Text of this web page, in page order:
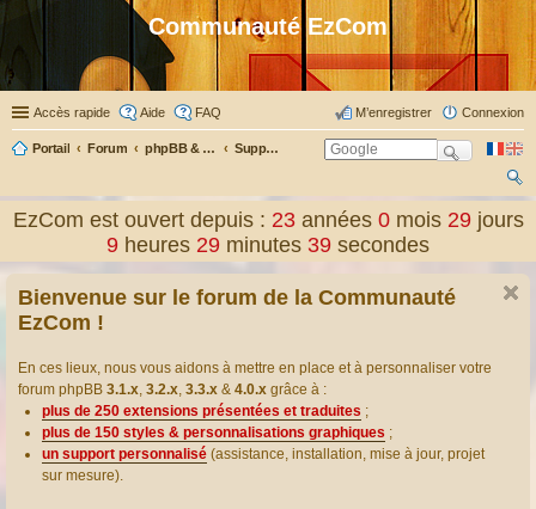
Communauté EzCom
Accès rapide Aide FAQ Connexion
M’enregistrer
Portail Forum phpBB & Co Support pour phpBB
ch
er
EzCom est ouvert depuis : 23 années0 mois29 jours
9 heures 29 minutes 40 secondes
Bienvenue sur le forum de la Communauté
EzCom !
En ces lieux, nous vous aidons à mettre en place et à personnaliser votre
forum phpBB 3.1.x, 3.2.x, 3.3.x & 4.0.x grâce à :
plus de 250 extensions présentées et traduites ;
plus de 150 styles & personnalisations graphiques ;
un support personnalisé (assistance, installation, mise à jour, projet
sur mesure).